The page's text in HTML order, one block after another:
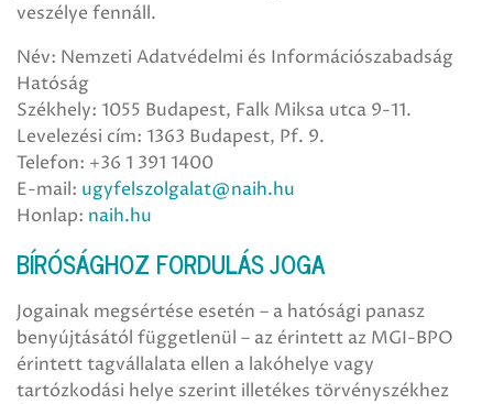
veszélye fennáll.
Név: Nemzeti Adatvédelmi és Információszabadság
Hatóság
Székhely: 1055 Budapest, Falk Miksa utca 9-11.
Levelezési cím: 1363 Budapest, Pf. 9.
Telefon: +36 1 391 1400
E-mail: ugyfelszolgalat@naih.hu
Honlap: naih.hu
BÍRÓSÁGHOZ FORDULÁS JOGA
Jogainak megsértése esetén – a hatósági panasz
benyújtásától függetlenül – az érintett az MGI-BPO
érintett tagvállalata ellen a lakóhelye vagy
tartózkodási helye szerint illetékes törvényszékhez